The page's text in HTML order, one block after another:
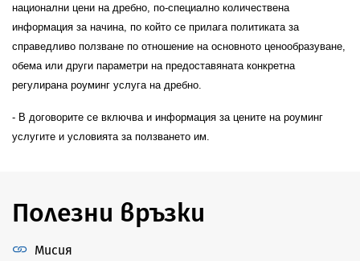
национални цени на дребно, по-специално количествена
информация за начина, по който се прилага политиката за
справедливо ползване по отношение на основното ценообразуване,
обема или други параметри на предоставяната конкретна
регулирана роуминг услуга на дребно.
- В договорите се включва и информация за цените на роуминг
услугите и условията за ползването им.
Полезни връзки
Мисия